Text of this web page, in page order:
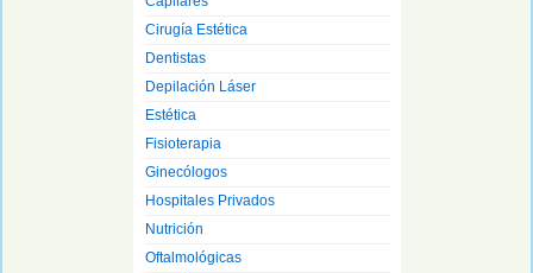
Cirugía Estética
Dentistas
Depilación Láser
Estética
Fisioterapia
Ginecólogos
Hospitales Privados
Nutrición
Oftalmológicas